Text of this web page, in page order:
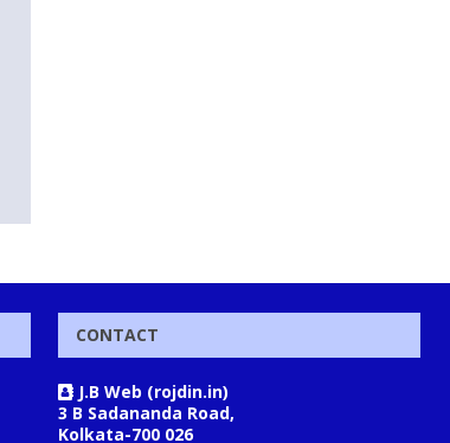
CONTACT
J.B Web (rojdin.in)
3 B Sadananda Road,
Kolkata-700 026